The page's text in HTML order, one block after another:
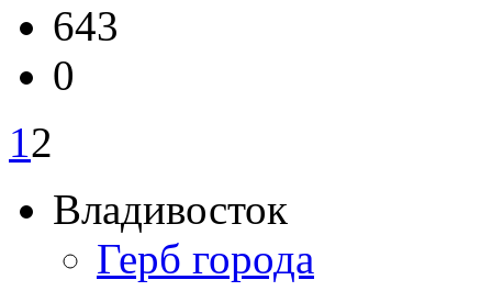
643
0
12
Владивосток
Герб города